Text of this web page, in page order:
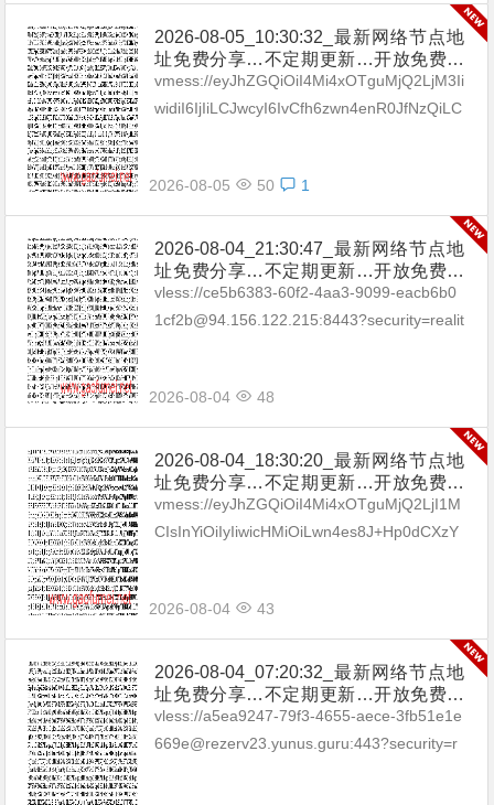
2026-08-05_10:30:32_最新网络节点地
址免费分享…不定期更新…开放免费分
享（网络免费节点香港|日本|韩国|新加
坡|台湾|马来西亚|…
vmess://eyJhZGQiOiI4Mi4xOTguMjQ2LjM3Ii
widiI6IjIiLCJwcyI6IvCfh6zwn4enR0JfNzQiLC
2026-08-05 50 1
2026-08-04_21:30:47_最新网络节点地
址免费分享…不定期更新…开放免费分
享（网络免费节点香港|日本|韩国|新加
坡|台湾|马来西亚|…
vless://ce5b6383-60f2-4aa3-9099-eacb6b0
1cf2b@94.156.122.215:8443?security=realit
2026-08-04 48
2026-08-04_18:30:20_最新网络节点地
址免费分享…不定期更新…开放免费分
享（网络免费节点香港|日本|韩国|新加
坡|台湾|马来西亚|…
vmess://eyJhZGQiOiI4Mi4xOTguMjQ2LjI1M
CIsInYiOiIyIiwicHMiOiLwn4es8J+Hp0dCXzY
2026-08-04 43
2026-08-04_07:20:32_最新网络节点地
址免费分享…不定期更新…开放免费分
享（网络免费节点香港|日本|韩国|新加
坡|台湾|马来西亚|…
vless://a5ea9247-79f3-4655-aece-3fb51e1e
669e@rezerv23.yunus.guru:443?security=r